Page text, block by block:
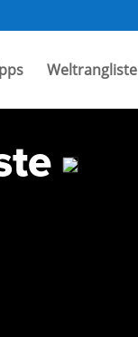
Weltrangliste